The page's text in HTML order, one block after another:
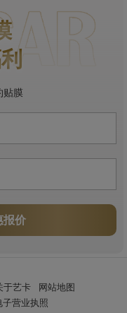
贴膜
报价
于艺卡
网站地图
子营业执照